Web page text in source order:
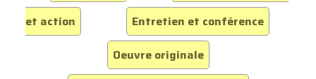
et action
Entretien et conférence
Oeuvre originale